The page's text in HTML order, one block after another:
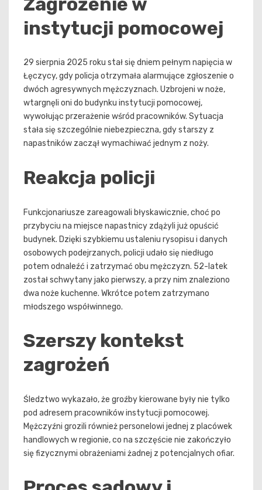
instytucji pomocowej
29 sierpnia 2025 roku stał się dniem pełnym napięcia w
Łęczycy, gdy policja otrzymała alarmujące zgłoszenie o
dwóch agresywnych mężczyznach. Uzbrojeni w noże,
wtargnęli oni do budynku instytucji pomocowej,
wywołując przerażenie wśród pracowników. Sytuacja
stała się szczególnie niebezpieczna, gdy starszy z
napastników zaczął wymachiwać jednym z noży.
Reakcja policji
Funkcjonariusze zareagowali błyskawicznie, choć po
przybyciu na miejsce napastnicy zdążyli już opuścić
budynek. Dzięki szybkiemu ustaleniu rysopisu i danych
osobowych podejrzanych, policji udało się niedługo
potem odnaleźć i zatrzymać obu mężczyzn. 52-latek
został schwytany jako pierwszy, a przy nim znaleziono
dwa noże kuchenne. Wkrótce potem zatrzymano
młodszego współwinnego.
Szerszy kontekst
zagrożeń
Śledztwo wykazało, że groźby kierowane były nie tylko
pod adresem pracowników instytucji pomocowej.
Mężczyźni grozili również personelowi jednej z placówek
handlowych w regionie, co na szczęście nie zakończyło
się fizycznymi obrażeniami żadnej z potencjalnych ofiar.